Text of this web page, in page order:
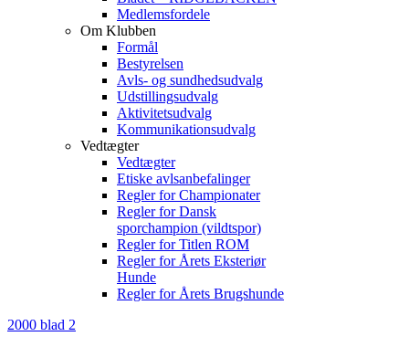
Medlemsfordele
Om Klubben
Formål
Bestyrelsen
Avls- og sundhedsudvalg
Udstillingsudvalg
Aktivitetsudvalg
Kommunikationsudvalg
Vedtægter
Vedtægter
Etiske avlsanbefalinger
Regler for Championater
Regler for Dansk
sporchampion (vildtspor)
Regler for Titlen ROM
Regler for Årets Eksteriør
Hunde
Regler for Årets Brugshunde
2000 blad 2